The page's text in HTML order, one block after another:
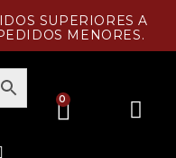
SUPERIORES A
MENORES.
0 CART